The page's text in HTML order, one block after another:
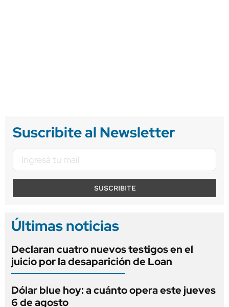
Suscribite al Newsletter
SUSCRIBITE
Últimas noticias
Declaran cuatro nuevos testigos en el
juicio por la desaparición de Loan
Dólar blue hoy: a cuánto opera este jueves
6 de agosto